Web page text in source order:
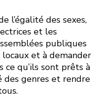
l’égalité des sexes,
et les
publiques
et à demander
ce qu’ils sont prêts à
des genres et rendre